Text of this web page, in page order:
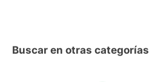
Buscar en otras categorías